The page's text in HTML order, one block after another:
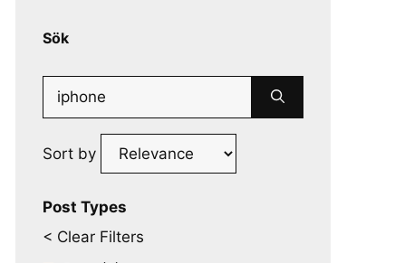
Sök
Search
for:
Sort by
Post Types
< Clear Filters